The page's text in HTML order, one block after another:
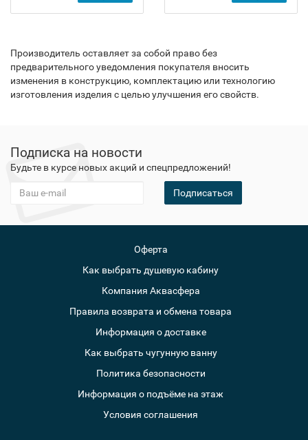
Производитель оставляет за собой право без
предварительного уведомления покупателя вносить
изменения в конструкцию, комплектацию или технологию
изготовления изделия с целью улучшения его свойств.
Подписка на новости
Будьте в курсе новых акций и спецпредложений!
Подписаться
Оферта
Как выбрать душевую кабину
Компания Аквасфера
Правила возврата и обмена товара
Информация о доставке
Как выбрать чугунную ванну
Политика безопасности
Информация о подъёме на этаж
Условия соглашения